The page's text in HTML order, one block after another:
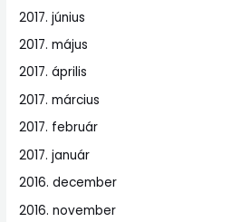
2017. június
2017. május
2017. április
2017. március
2017. február
2017. január
2016. december
2016. november